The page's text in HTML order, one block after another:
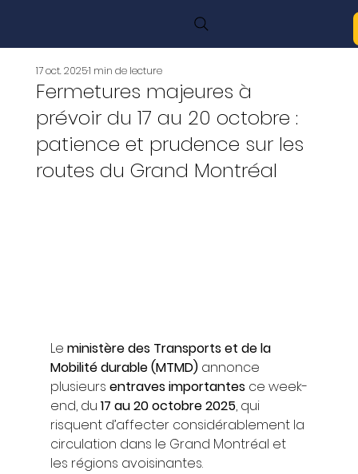
Fermetures majeures à
prévoir du 17 au 20 octobre :
patience et prudence sur les
routes du Grand Montréal
17 oct. 20251 min de lecture
Le ministère des Transports et de la
Mobilité durable (MTMD) annonce
plusieurs entraves importantes ce week-
end, du 17 au 20 octobre 2025, qui
risquent d’affecter considérablement la
circulation dans le Grand Montréal et
les régions avoisinantes.